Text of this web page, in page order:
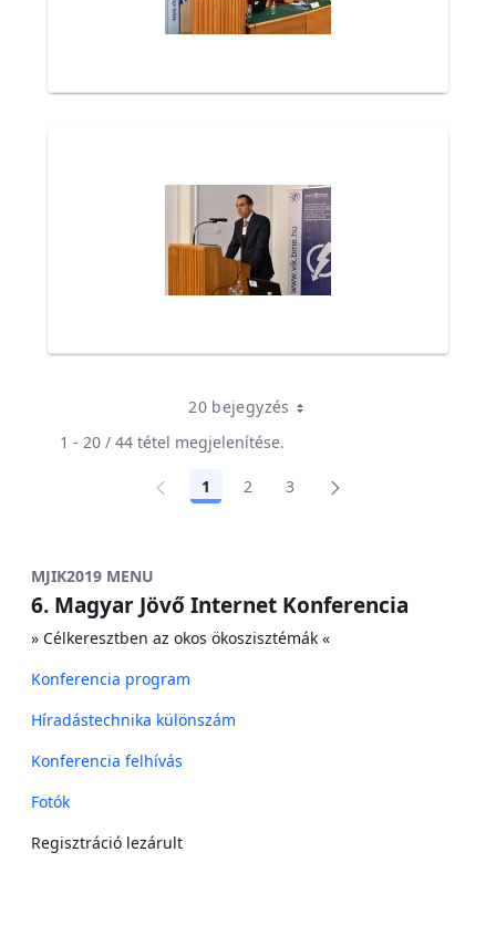
20 bejegyzés
1 - 20 / 44 tétel megjelenítése.
Oldal
1 Oldal
2 Oldal
3
MJIK2019 MENU
6. Magyar Jövő Internet Konferencia
» Célkeresztben az okos ökoszisztémák «
Konferencia program
Híradástechnika különszám
Konferencia felhívás
Fotók
Regisztráció lezárult